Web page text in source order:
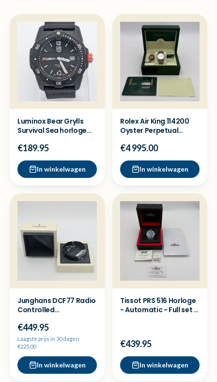
Luminox Bear Grylls
Survival Sea horloge
€189.95
In winkelwagen
Rolex Air King 114200
Oyster Perpetual
€4 995.00
In winkelwagen
Junghans DCF77 Radio
Controlled
*zeldzaam!*
€449.95
Laagste prijs in 30 dagen:
€225.00
In winkelwagen
Tissot PRS 516 Horloge
- Automatic - Full set -
€439.95
In winkelwagen